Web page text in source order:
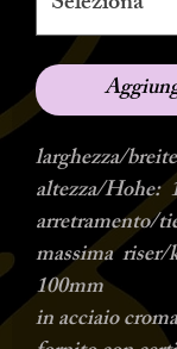
larghezza/
altezza/Hohe:
arretramento/
massima
100mm
in acciaio